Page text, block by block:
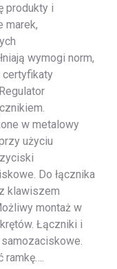
produkty i
marek,
wymogi norm,
certyfikaty
w metalowy
użyciu
Do łącznika
klawiszem
montaż w
Łączniki i
ramkę….